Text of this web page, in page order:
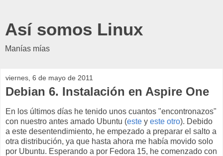
Así somos Linux
Manías mías
viernes, 6 de mayo de 2011
Debian 6. Instalación en Aspire One
En los últimos días he tenido unos cuantos "encontronazos"
con nuestro antes amado Ubuntu (este y este otro). Debido
a este desentendimiento, he empezado a preparar el salto a
otra distribución, ya que hasta ahora me había movido solo
por Ubuntu. Esperando a por Fedora 15, he comenzado con